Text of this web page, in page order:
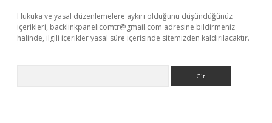
Hukuka ve yasal düzenlemelere aykırı olduğunu düşündüğünüz
içerikleri, backlinkpanelicomtr@gmail.com adresine bildirmeniz
halinde, ilgili içerikler yasal süre içerisinde sitemizden kaldırılacaktır.